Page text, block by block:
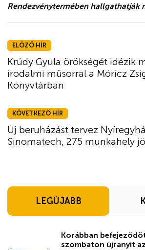
Rendezvénytermében hallgathatják
ELŐZŐ HÍR
Krúdy Gyula örökségét idézik
irodalmi műsorral a Móricz
Könyvtárban
KÖVETKEZŐ HÍR
Új beruházást tervez
Sinomatech, 275 munkahely
LEGÚJABB
Korábban
szombaton újranyit